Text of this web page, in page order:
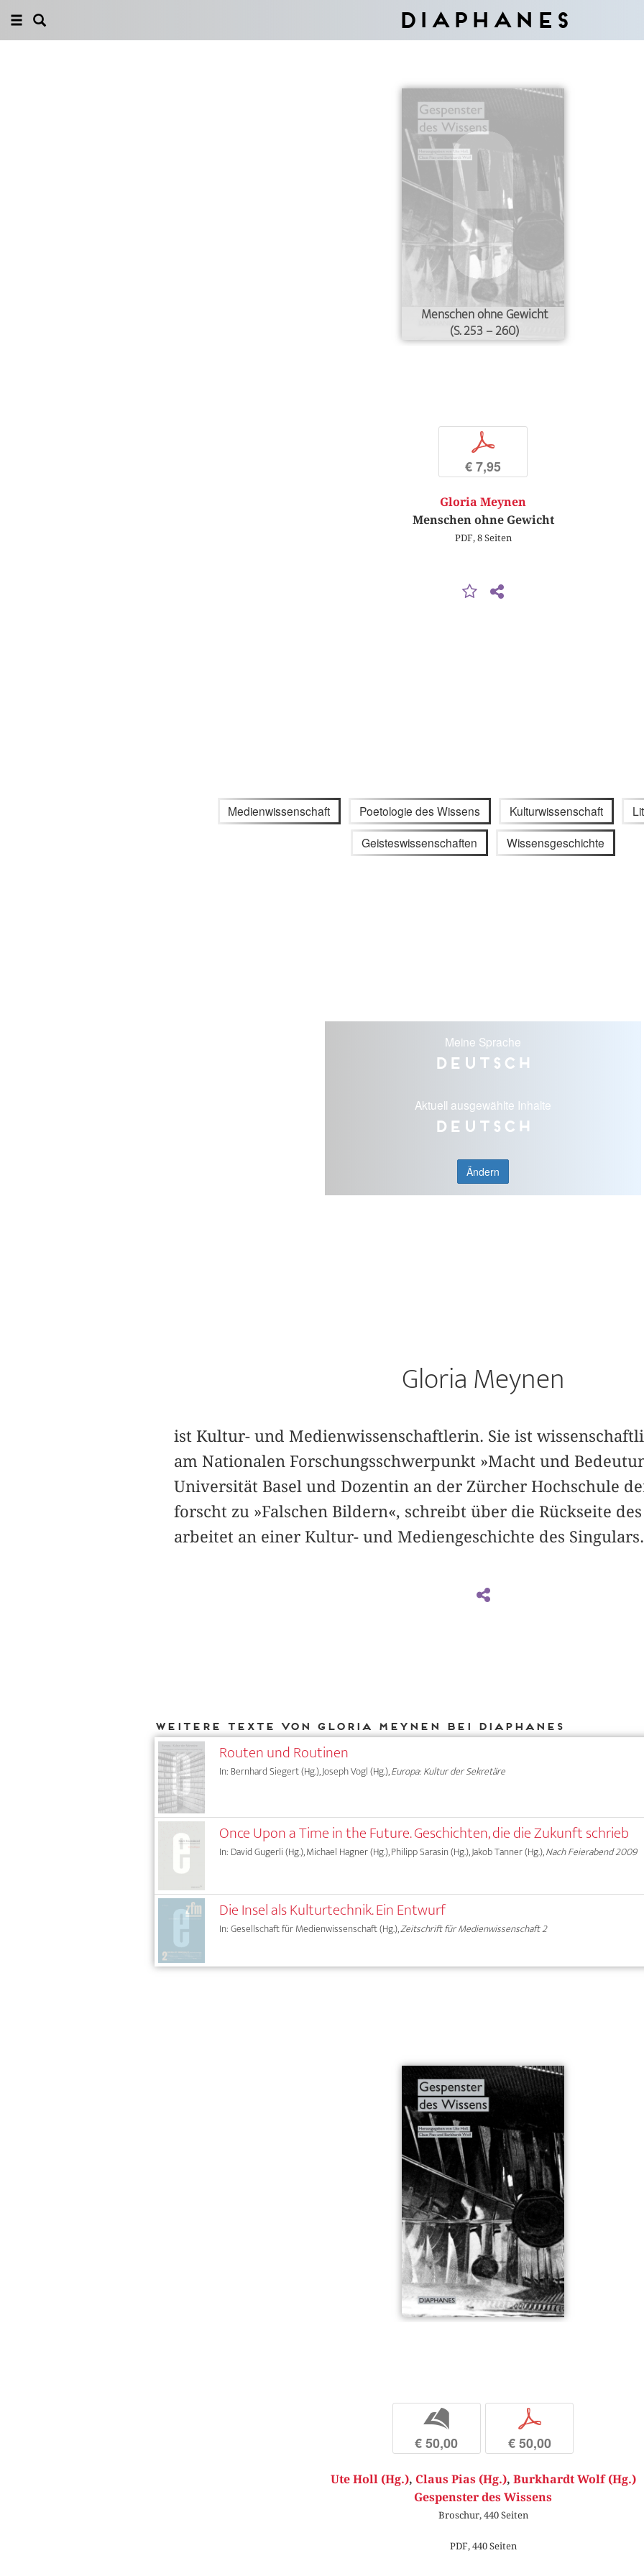
Diaphanes
Menschen ohne Gewicht
(S. 253 – 260)
p
€ 7,95
Gloria Meynen
Menschen ohne Gewicht
PDF, 8 Seiten
Medienwissenschaft Poetologie des Wissens Kulturwissenschaft
Geisteswissenschaften Wissensgeschichte
Meine Sprache
Deutsch
Aktuell ausgewählte Inhalte
Deutsch
Ändern
Gloria Meynen
ist Kultur- und Medienwissenschaftlerin. Sie ist
am Nationalen Forschungsschwerpunkt »Macht und
Universität Basel und Dozentin an der Zürcher Hochschule
forscht zu »Falschen Bildern«, schreibt über die Rückseite
arbeitet an einer Kultur- und Mediengeschichte des Singulars.
Weitere Texte von Gloria Meynen bei DIAPHANES
Routen und Routinen
In: Bernhard Siegert (Hg.), Joseph Vogl (Hg.),Europa: Kultur der Sekretäre
Once Upon a Time in the Future. Geschichten, die die Zukunft schrieb
In: David Gugerli (Hg.), Michael Hagner (Hg.), Philipp Sarasin (Hg.), Jakob Tanner (Hg.),Nach Feierabend 2009
Die Insel als Kulturtechnik. Ein Entwurf
In: Gesellschaft für Medienwissenschaft (Hg.),Zeitschrift für Medienwissenschaft 2
b
€ 50,00
p
€ 50,00
Ute Holl (Hg.), Claus Pias (Hg.), Burkhardt Wolf (Hg.)
Gespenster des Wissens
Broschur, 440 Seiten
PDF, 440 Seiten